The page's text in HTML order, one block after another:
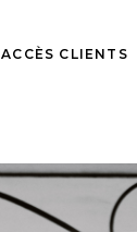
ACCÈS CLIENTS